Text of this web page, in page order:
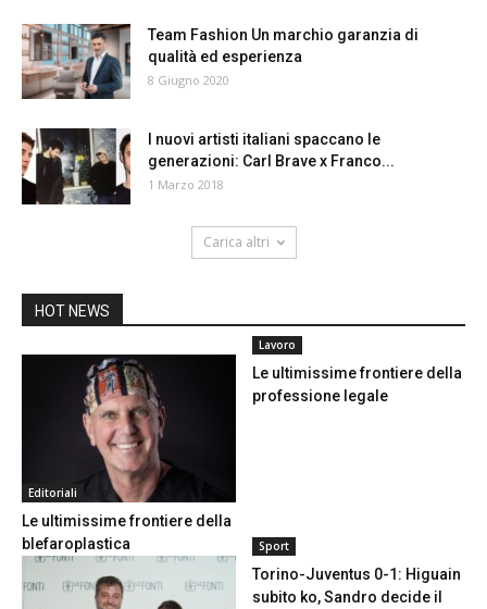
Team Fashion Un marchio garanzia di
qualità ed esperienza
8 Giugno 2020
I nuovi artisti italiani spaccano le
generazioni: Carl Brave x Franco...
1 Marzo 2018
Carica altri
HOT NEWS
Editoriali
Le ultimissime frontiere della
blefaroplastica
Lavoro
Le ultimissime frontiere della
professione legale
Sport
Torino-Juventus 0-1: Higuain
subito ko, Sandro decide il